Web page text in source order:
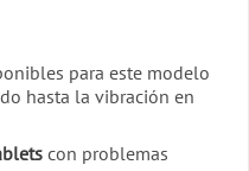
para este modelo
hasta la vibración en
con problemas